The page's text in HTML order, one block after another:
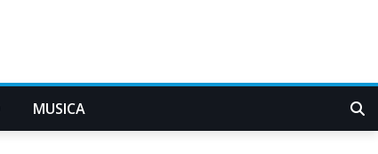
MUSICA